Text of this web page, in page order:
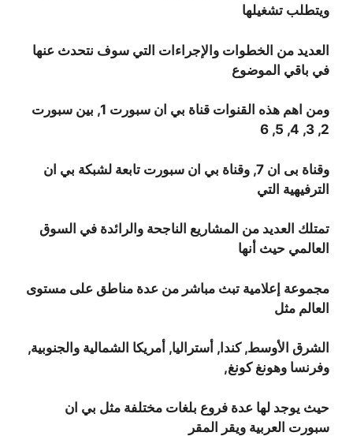
ويتطلب تشغيلها
العديد من الخطوات والإجراءات التي سوف نتحدث عنها
في باقي الموضوع
ومن اهم هذه القنوات قناة بي ان سبورت 1, بين سبورت
2, 3, 4, 5, 6
وقناة بى ان 7, وقناة بي ان سبورت تابعة لشبكة بي ان
الترفيهية التي
تمتلك العديد من المشاريع الناجحة والرائدة في السوق
العالمي حيث أنها
مجموعة إعلامية تبث مباشر من عدة مناطق على مستوى
العالم مثل
الشرق الأوسط, كندا, أستراليا, أمريكا الشمالية والجنوبية,
وفرنسا وهونغ كونغ,
حيث يوجد لها عدة فروع بلغات مختلفة مثل بي ان
سبورت العربية ويقر المقر